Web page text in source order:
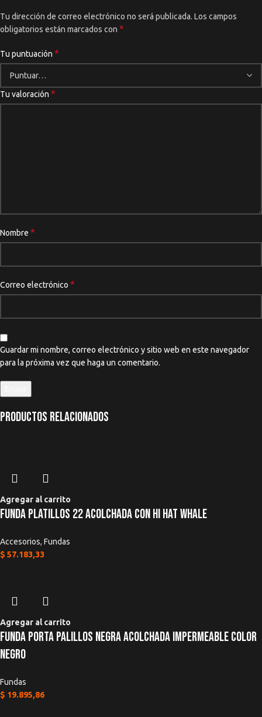
Tu dirección de correo electrónico no será publicada. Los campos
obligatorios están marcados con *
Tu puntuación *
Tu valoración *
Nombre *
Correo electrónico *
Guardar mi nombre, correo electrónico y sitio web en este navegador
para la próxima vez que haga un comentario.
Productos relacionados
Agregar al carrito
Funda Platillos 22 Acolchada Con Hi Hat Whale
Accesorios, Fundas
$ 57.183,33
Agregar al carrito
Funda Porta Palillos Negra Acolchada Impermeable Color
Negro
Fundas
$ 19.895,86